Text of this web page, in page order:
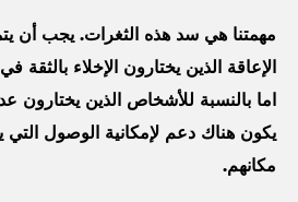
مهمتنا هي سد هذه الثغرات. يجب أن
الإعاقة الذين يختارون الإخلاء
اما بالنسبة للأشخاص الذين يختارون
يكون هناك دعم لإمكانية الوصول التي
مكانهم.